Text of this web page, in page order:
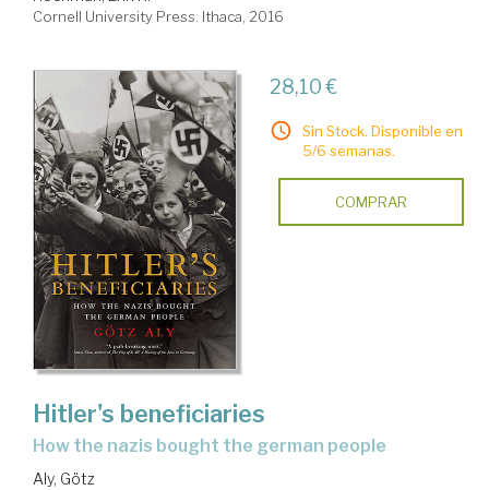
Cornell University Press. Ithaca, 2016
28,10 €
Sin Stock. Disponible en
5/6 semanas.
COMPRAR
Hitler's beneficiaries
how the nazis bought the german people
Aly, Götz